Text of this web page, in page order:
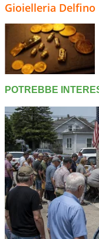
Gioielleria Delfino